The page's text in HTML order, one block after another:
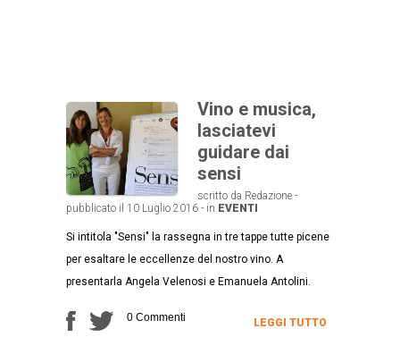
Vino e musica,
lasciatevi
guidare dai
sensi
scritto da Redazione -
pubblicato il 10 Luglio 2016 - in EVENTI
Si intitola "Sensi" la rassegna in tre tappe tutte picene
per esaltare le eccellenze del nostro vino. A
presentarla Angela Velenosi e Emanuela Antolini.
0 Commenti LEGGI TUTTO